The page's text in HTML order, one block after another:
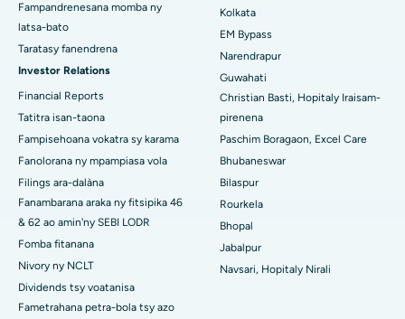
Hopitaly tsara indrindra any Managari, Karaikudi
Hopitaly tsara indrindra ao Arepally, Warangal
Hopitaly tsara indrindra ao amin'ny Arera Colony, Bhopal
Hopitaly tsara indrindra any Jayanagar, Bangalore
Hopitaly tsara indrindra ao KK Nagar, Madurai
Hopitaly tsara indrindra any Ramji Nagar, Nellore
Hopitaly tsara indrindra ao amin'ny Sector-19, Rourkela
Hopitaly tsara indrindra ao Swargate, Pune
Hopitaly homamiadan'ny vehivavy tsara indrindra any Delhi
Fampandrenesana momba ny
latsa-bato
Taratasy fanendrena
Investor Relations
Financial Reports
Tatitra isan-taona
Fampisehoana vokatra sy karama
Fanolorana ny mpampiasa vola
Filings ara-dalàna
Fanambarana araka ny fitsipika 46
& 62 ao amin'ny SEBI LODR
Fomba fitanana
Nivory ny NCLT
Dividends tsy voatanisa
Fametrahana petra-bola tsy azo
Kolkata
EM Bypass
Narendrapur
Guwahati
Christian Basti, Hopitaly Iraisam-
pirenena
Paschim Boragaon, Excel Care
Bhubaneswar
Bilaspur
Rourkela
Bhopal
Jabalpur
Navsari, Hopitaly Nirali